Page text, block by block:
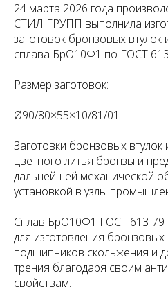
24 марта 2026 года
СТИЛ ГРУПП выполнила
заготовок бронзовых втулок
сплава БрО10Ф1 по ГОСТ
Размер заготовок:
Ø90/80×55×10/81/01
Заготовки бронзовых
цветного литья бронзы и
дальнейшей механической
установкой в узлы
Сплав БрО10Ф1 ГОСТ 613-79
для изготовления
подшипников скольжения и
трения благодаря своим
свойствам.